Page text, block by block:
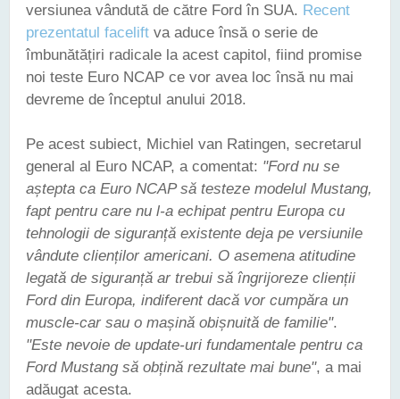
versiunea vândută de către Ford în SUA. Recent
prezentatul facelift va aduce însă o serie de
îmbunătățiri radicale la acest capitol, fiind promise
noi teste Euro NCAP ce vor avea loc însă nu mai
devreme de începtul anului 2018.
Pe acest subiect, Michiel van Ratingen, secretarul
general al Euro NCAP, a comentat: "Ford nu se
aștepta ca Euro NCAP să testeze modelul Mustang,
fapt pentru care nu l-a echipat pentru Europa cu
tehnologii de siguranță existente deja pe versiunile
vândute clienților americani. O asemena atitudine
legată de siguranță ar trebui să îngrijoreze clienții
Ford din Europa, indiferent dacă vor cumpăra un
muscle-car sau o mașină obișnuită de familie".
"Este nevoie de update-uri fundamentale pentru ca
Ford Mustang să obțină rezultate mai bune", a mai
adăugat acesta.